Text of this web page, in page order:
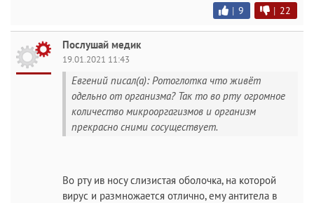
| 9 | 22
Послушай медик
19.01.2021 11:43
Евгений писал(а): Ротоглотка что живёт
одельно от организма? Так то во рту огромное
количество микрооргагизмов и организм
прекрасно сними сосуществует.
Во рту ив носу слизистая оболочка, на которой
вирус и размножается отлично, ему антитела в